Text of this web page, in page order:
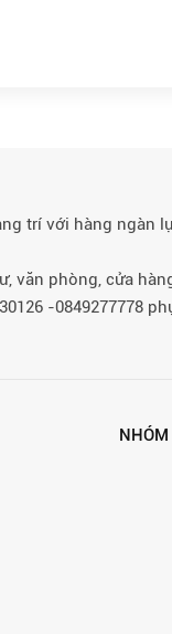
trí với hàng ngàn
văn phòng, cửa
-0849277778